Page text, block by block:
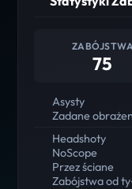
ZABÓJSTWA
75
Asysty
Zadane
Headshoty
NoScope
Przez ściane
Zabójstwa od